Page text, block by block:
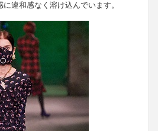
違和感なく溶け込んでいます。